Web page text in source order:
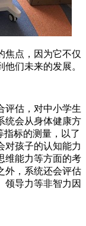
焦点，因为它不仅
们未来的发展。
评估，对中小学生
统会从身体健康方
标的测量，以了
对孩子的认知能力
维能力等方面的考
外，系统还会评估
领导力等非智力因